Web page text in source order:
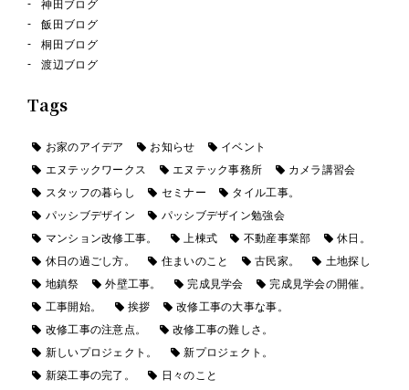
神田ブログ
飯田ブログ
桐田ブログ
渡辺ブログ
Tags
お家のアイデア お知らせ
イベント
エヌテックワークス
エヌテック事務所
カメラ講習会
スタッフの暮らし
セミナー
タイル工事。
パッシブデザイン
パッシブデザイン勉強会
マンション改修工事。
上棟式 不動産事業部
休日。
休日の過ごし方。
住まいのこと 古民家。
土地探し
地鎮祭
外壁工事。 完成見学会
完成見学会の開催。
工事開始。
挨拶
改修工事の大事な事。
改修工事の注意点。
改修工事の難しさ。
新しいプロジェクト。
新プロジェクト。
新築工事の完了。
日々のこと